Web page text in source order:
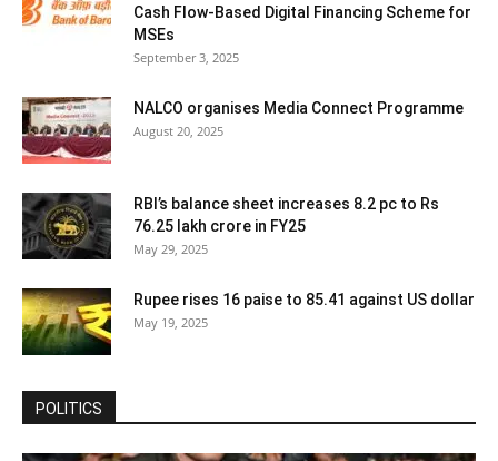
Cash Flow-Based Digital Financing Scheme for
MSEs
September 3, 2025
NALCO organises Media Connect Programme
August 20, 2025
RBI’s balance sheet increases 8.2 pc to Rs
76.25 lakh crore in FY25
May 29, 2025
Rupee rises 16 paise to 85.41 against US dollar
May 19, 2025
POLITICS